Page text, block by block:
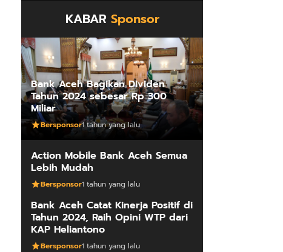
KABAR Sponsor
Bank Aceh Bagikan Dividen
Tahun 2024 sebesar Rp 300
Miliar
Bersponsor1 tahun yang lalu
Action Mobile Bank Aceh Semua
Lebih Mudah
Bersponsor1 tahun yang lalu
Bank Aceh Catat Kinerja Positif di
Tahun 2024, Raih Opini WTP dari
KAP Heliantono
Bersponsor1 tahun yang lalu